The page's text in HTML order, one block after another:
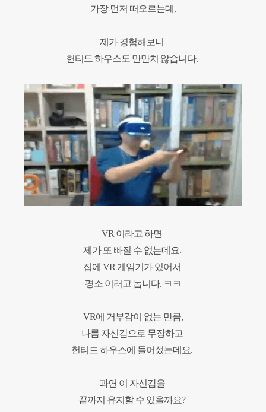
가장 먼저 떠오르는데.
제가 경험해보니
헌티드 하우스도 만만치 않습니다.
VR 이라고 하면
제가 또 빠질 수 없는데요.
집에 VR 게임기가 있어서
평소 이러고 놉니다. ㅋㅋ
VR에 거부감이 없는 만큼,
나름 자신감으로 무장하고
헌티드 하우스에 들어섰는데요.
과연 이 자신감을
끝까지 유지할 수 있을까요?